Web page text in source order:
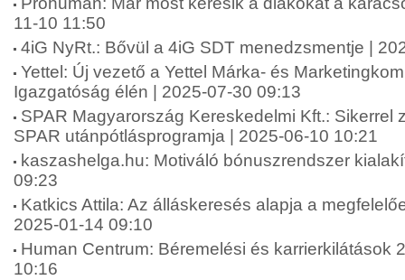
11-10 11:50
4iG NyRt.: Bővül a 4iG SDT menedzsmentje |
Yettel: Új vezető a Yettel Márka- és
Igazgatóság élén | 2025-07-30 09:13
SPAR Magyarország Kereskedelmi Kft.: Sikerrel
SPAR utánpótlásprogramja | 2025-06-10 10:21
kaszashelga.hu: Motiváló bónuszrendszer
09:23
Katkics Attila: Az álláskeresés alapja a
2025-01-14 09:10
Human Centrum: Béremelési és karrierkilátások
10:16